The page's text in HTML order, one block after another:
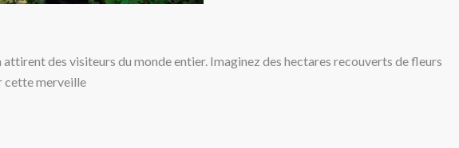
des visiteurs du monde entier. Imaginez des hectares recouverts de fleurs
cette merveille